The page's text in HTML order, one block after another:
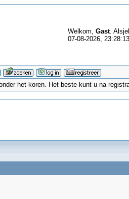
Welkom, Gast.
07-08-2026, 23:28:13
het koren. Het beste kunt u na